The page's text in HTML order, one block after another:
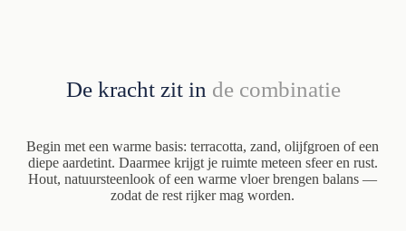
De kracht zit in de combinatie
Begin met een warme basis: terracotta, zand, olijfgroen of een
diepe aardetint. Daarmee krijgt je ruimte meteen sfeer en rust.
Hout, natuursteenlook of een warme vloer brengen balans —
zodat de rest rijker mag worden.